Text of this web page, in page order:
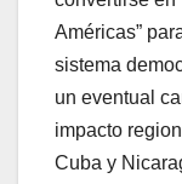
Américas”
sistema
un eventual
impacto
Cuba y